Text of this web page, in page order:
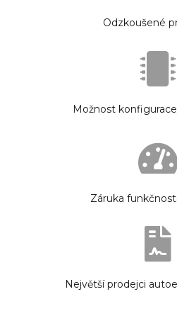
Odzkoušené
Možnost
Záruka
Největší prodejci